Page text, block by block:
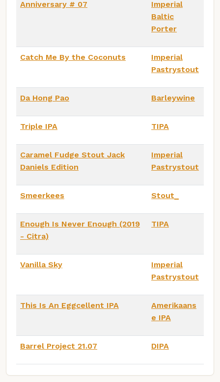
Anniversary # 07
Imperial
Baltic
Porter
Catch Me By the Coconuts
Imperial
Pastrystout
Da Hong Pao Barleywine
Triple IPA TIPA
Caramel Fudge Stout Jack
Daniels Edition
Imperial
Pastrystout
Smeerkees Stout_
Enough Is Never Enough (2019
- Citra)
TIPA
Vanilla Sky
Imperial
Pastrystout
This Is An Eggcellent IPA
Amerikaans
e IPA
Barrel Project 21.07 DIPA